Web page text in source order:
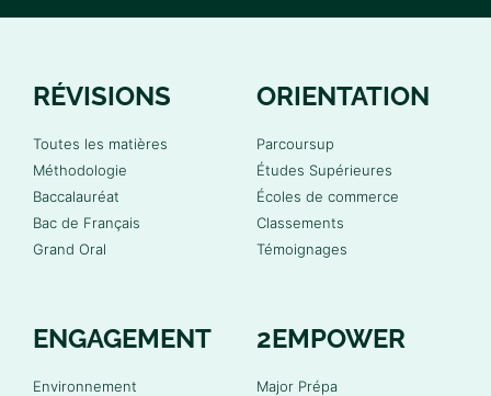
RÉVISIONS
Toutes les matières
Méthodologie
Baccalauréat
Bac de Français
Grand Oral
ORIENTATION
Parcoursup
Études Supérieures
Écoles de commerce
Classements
Témoignages
ENGAGEMENT
Environnement
2EMPOWER
Major Prépa